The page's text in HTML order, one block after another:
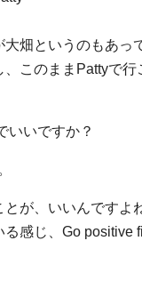
畑というのもあっ
このままPattyで行
いいですか？
が、いいんですよ
感じ、Go positive